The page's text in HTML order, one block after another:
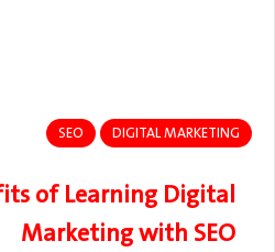
DIGITAL MARKETING
SEO
of Learning Digital
Marketing with SEO